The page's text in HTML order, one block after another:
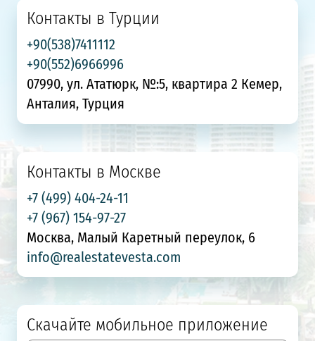
Контакты в Турции
+90(538)7411112
+90(552)6966996
07990, ул. Ататюрк, №:5, квартира 2 Кемер,
Анталия, Турция
Контакты в Москве
+7 (499) 404-24-11
+7 (967) 154-97-27
Москва, Малый Каретный переулок, 6
info@realestatevesta.com
Скачайте мобильное приложение